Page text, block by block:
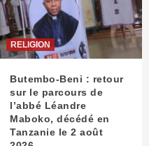
RELIGION
Butembo-Beni : retour
sur le parcours de
l’abbé Léandre
Maboko, décédé en
Tanzanie le 2 août